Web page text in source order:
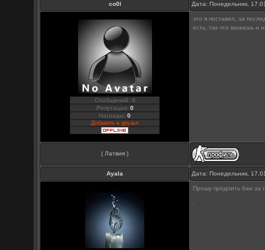
co0l Дата: Понедельник,
Сообщений: 8
Репутация: 0
Награды:0
Добавить в друзья
это я поставил, за
есть, так что можешь и
( Латвия )
Ayala Дата: Понедельник,
Прошу продлить бан за